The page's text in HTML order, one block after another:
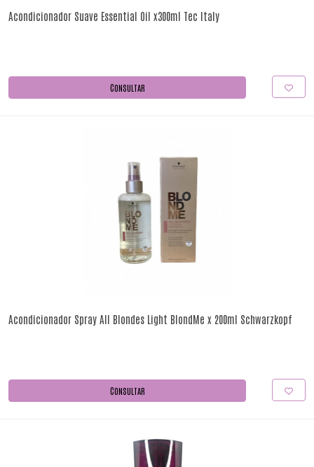
Acondicionador Suave Essential Oil x300ml Tec Italy
CONSULTAR
Acondicionador Spray All Blondes Light BlondMe x 200ml Schwarzkopf
CONSULTAR